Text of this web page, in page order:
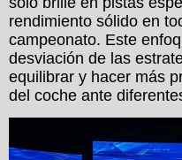
rendimiento sólido en
campeonato. Este
desviación de las
equilibrar y hacer más
del coche ante